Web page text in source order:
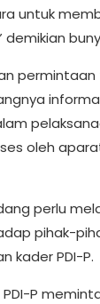
untuk
demikian
oleh
perlu
pihak-
kader PDI-P.
P